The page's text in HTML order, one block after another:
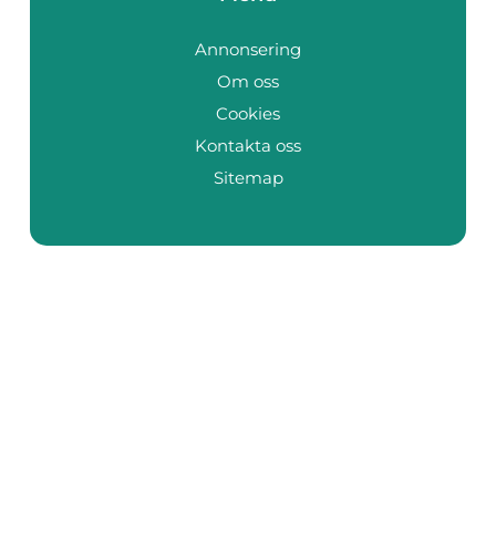
Annonsering
Om oss
Cookies
Kontakta oss
Sitemap